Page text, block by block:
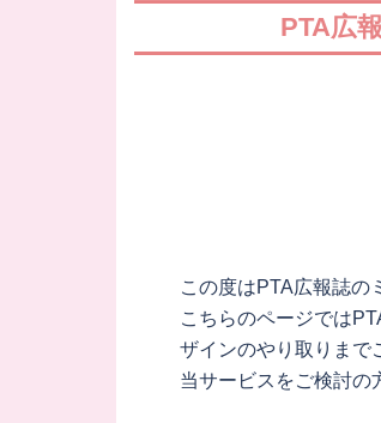
PTA広
この度はPTA広報誌の
こちらのページでは
ザインのやり取りまで
当サービスをご検討の